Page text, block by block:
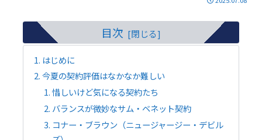
目次
はじめに
今夏の契約評価はなかなか難しい
惜しいけど気になる契約たち
バランスが微妙なサム・ベネット契約
コナー・ブラウン（ニュージャージー・デビル